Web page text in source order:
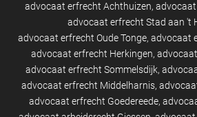
advocaat erfrecht Achthuizen
advocaat erfrecht Stad aan 't
advocaat erfrecht Oude Tonge advocaat
advocaat erfrecht Herkingen
advocaat erfrecht Sommelsdijk
advocaat erfrecht Middelharnis
advocaat erfrecht Goedereede